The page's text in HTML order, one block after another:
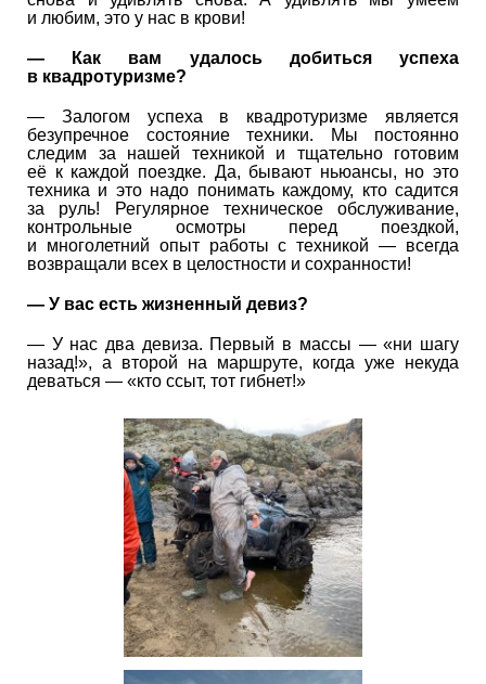
и любим, это у нас в крови!
— Как вам удалось добиться успеха
в квадротуризме?
— Залогом успеха в квадротуризме является
безупречное состояние техники. Мы постоянно
следим за нашей техникой и тщательно готовим
её к каждой поездке. Да, бывают ньюансы, но это
техника и это надо понимать каждому, кто садится
за руль! Регулярное техническое обслуживание,
контрольные осмотры перед поездкой,
и многолетний опыт работы с техникой — всегда
возвращали всех в целостности и сохранности!
— У вас есть жизненный девиз?
— У нас два девиза. Первый в массы — «ни шагу
назад!», а второй на маршруте, когда уже некуда
деваться — «кто ссыт, тот гибнет!»